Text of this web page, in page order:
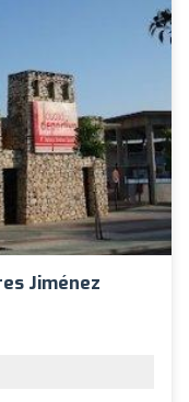
Jiménez